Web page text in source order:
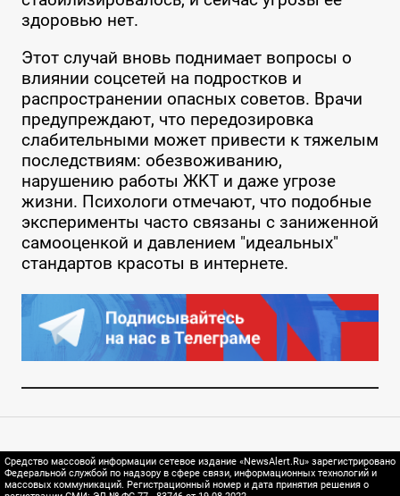
здоровью нет.
Этот случай вновь поднимает вопросы о
влиянии соцсетей на подростков и
распространении опасных советов. Врачи
предупреждают, что передозировка
слабительными может привести к тяжелым
последствиям: обезвоживанию,
нарушению работы ЖКТ и даже угрозе
жизни. Психологи отмечают, что подобные
эксперименты часто связаны с заниженной
самооценкой и давлением "идеальных"
стандартов красоты в интернете.
Средство массовой информации сетевое издание «NewsAlert.Ru» зарегистрировано
Федеральной службой по надзору в сфере связи, информационных технологий и
массовых коммуникаций. Регистрационный номер и дата принятия решения о